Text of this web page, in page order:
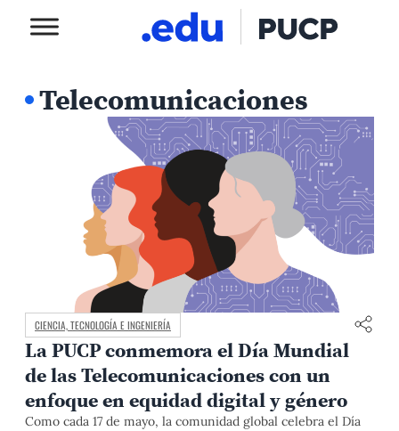
Telecomunicaciones
CIENCIA, TECNOLOGÍA E INGENIERÍA
La PUCP conmemora el Día Mundial
de las Telecomunicaciones con un
enfoque en equidad digital y género
Como cada 17 de mayo, la comunidad global celebra el Día